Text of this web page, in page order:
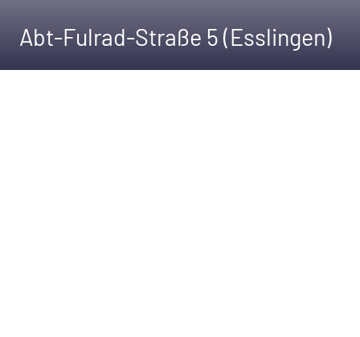
Abt-Fulrad-Straße 5 (Esslingen)